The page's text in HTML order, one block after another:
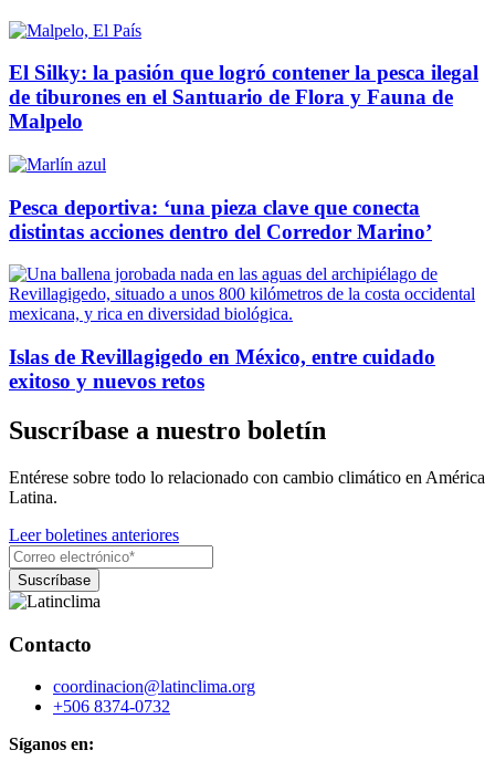
El Silky: la pasión que logró contener la pesca ilegal
de tiburones en el Santuario de Flora y Fauna de
Malpelo
Pesca deportiva: ‘una pieza clave que conecta
distintas acciones dentro del Corredor Marino’
Islas de Revillagigedo en México, entre cuidado
exitoso y nuevos retos
Suscríbase a nuestro boletín
Entérese sobre todo lo relacionado con cambio climático en América
Latina.
Leer boletines anteriores
Contacto
coordinacion@latinclima.org
+506 8374-0732
Síganos en: